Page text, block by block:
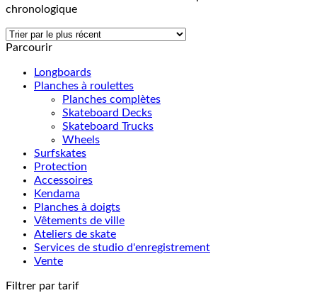
chronologique
Parcourir
Longboards
Planches à roulettes
Planches complètes
Skateboard Decks
Skateboard Trucks
Wheels
Surfskates
Protection
Accessoires
Kendama
Planches à doigts
Vêtements de ville
Ateliers de skate
Services de studio d'enregistrement
Vente
Filtrer par tarif